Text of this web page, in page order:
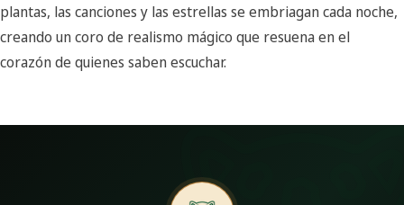
plantas, las canciones y las estrellas se embriagan cada noche,
creando un coro de realismo mágico que resuena en el
corazón de quienes saben escuchar.